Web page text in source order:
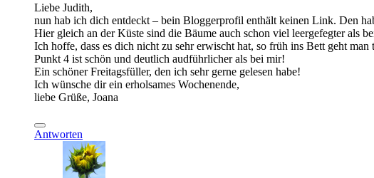
Liebe Judith,
nun hab ich dich entdeckt – bein Bloggerprofil enthält keinen Link. Den
Hier gleich an der Küste sind die Bäume auch schon viel leergefegter als
Ich hoffe, dass es dich nicht zu sehr erwischt hat, so früh ins Bett geht
Punkt 4 ist schön und deutlich audführlicher als bei mir!
Ein schöner Freitagsfüller, den ich sehr gerne gelesen habe!
Ich wünsche dir ein erholsames Wochenende,
liebe Grüße, Joana
Antworten